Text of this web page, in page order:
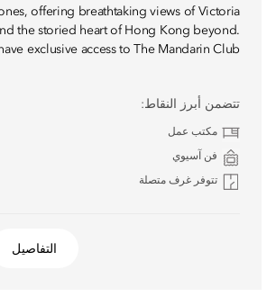
offering breathtaking views of Victoria
the storied heart of Hong Kong beyond.
exclusive access to The Mandarin Club.
تتضمن أبرز النقاط:
مكتب عمل
فن آسيوي
تتوفر غرف متصلة
التفاصيل